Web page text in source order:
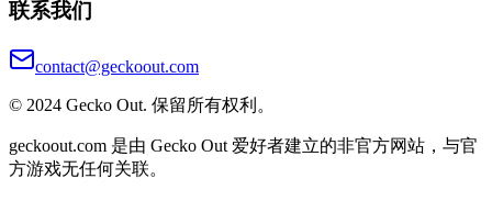
联系我们
contact@geckoout.com
© 2024 Gecko Out. 保留所有权利。
geckoout.com 是由 Gecko Out 爱好者建立的非官方网站，与官
方游戏无任何关联。